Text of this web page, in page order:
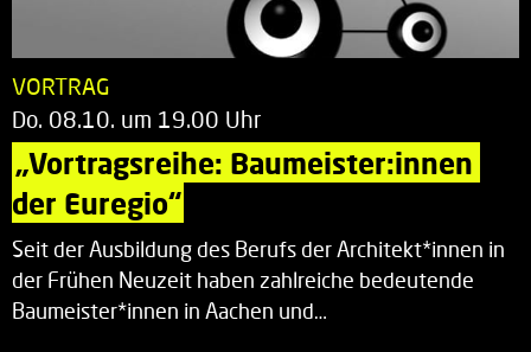
VORTRAG
Do. 08.10. um 19.00 Uhr
„Vortragsreihe: Baumeister:innen
der Euregio“
Seit der Ausbildung des Berufs der Architekt*innen in
der Frühen Neuzeit haben zahlreiche bedeutende
Baumeister*innen in Aachen und…